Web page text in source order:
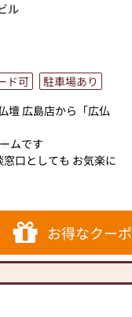
ル
ド可
駐車場あり
広島店から「広仏
ムです
口としても お気楽に
が親身になって相談
り添った接客」をい
お得なクー